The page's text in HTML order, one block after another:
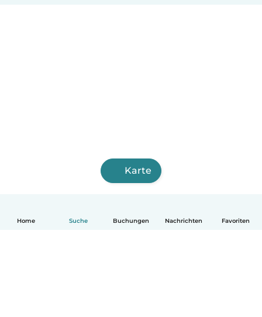
Home Suche Buchungen Nachrichten Favoriten
Karte